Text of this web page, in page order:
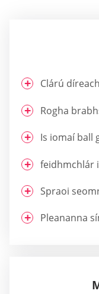
Clárú díreach
Rogha
Is iomaí ball
feidhmchlár
Spraoi
Pleananna